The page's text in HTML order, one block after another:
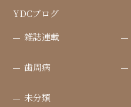
YDCブログ
雑誌連載
歯周病
未分類